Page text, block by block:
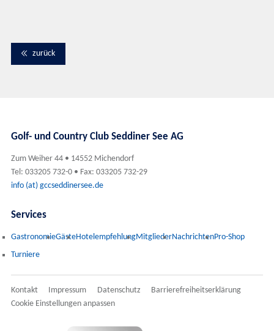
zurück
Golf- und Country Club Seddiner See AG
Zum Weiher 44 • 14552 Michendorf
Tel: 033205 732-0 • Fax: 033205 732-29
info (at) gccseddinersee.de
Services
GastronomieGästeHotelempfehlungMitgliederNachrichtenPro-Shop
Turniere
Kontakt Impressum Datenschutz
Barrierefreiheitserklärung
Cookie Einstellungen anpassen